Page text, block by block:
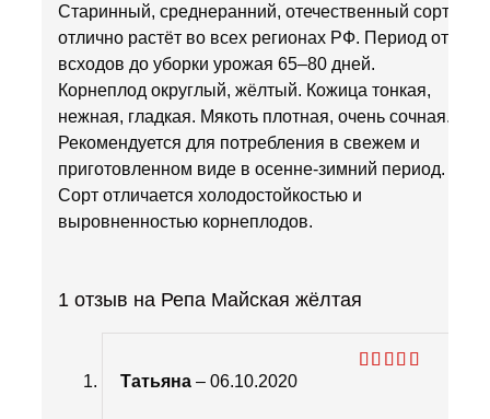
Старинный, среднеранний, отечественный сорт,
отлично растёт во всех регионах РФ. Период от
всходов до уборки урожая 65–80 дней.
Корнеплод округлый, жёлтый. Кожица тонкая,
нежная, гладкая. Мякоть плотная, очень сочная.
Рекомендуется для потребления в свежем и
приготовленном виде в осенне-зимний период.
Сорт отличается холодостойкостью и
выровненностью корнеплодов.
1 отзыв на Репа Майская жёлтая
Татьяна– 06.10.2020